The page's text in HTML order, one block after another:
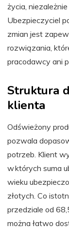
życia,
Ubezpieczyciel
zmian jest
rozwiązania,
pracodawcy ani
Struktura
klienta
Odświeżony
pozwala
potrzeb. Klient
w których suma
wieku
złotych. Co
przedziale od
można łatwo